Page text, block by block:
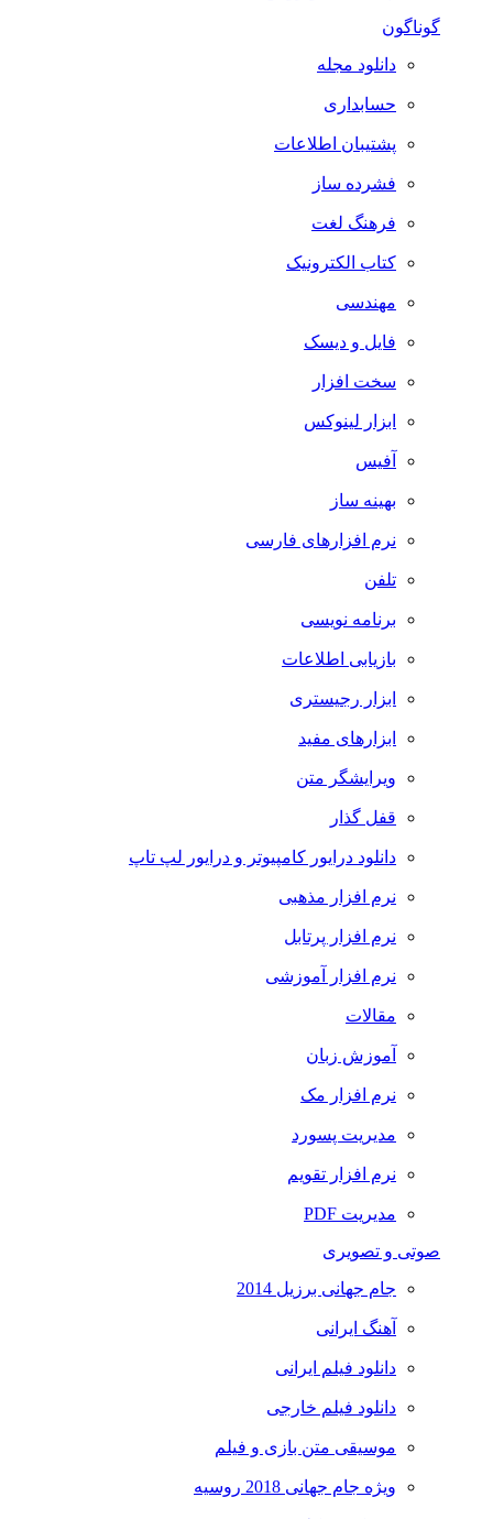
گوناگون
دانلود مجله
حسابداری
پشتیبان اطلاعات
فشرده ساز
فرهنگ لغت
کتاب الکترونیک
مهندسی
فایل و دیسک
سخت افزار
ابزار لینوکس
آفیس
بهینه ساز
نرم افزارهای فارسی
تلفن
برنامه نویسی
بازیابی اطلاعات
ابزار رجیستری
ابزارهای مفید
ویرایشگر متن
قفل گذار
دانلود درایور کامپیوتر و درایور لپ تاپ
نرم افزار مذهبی
نرم افزار پرتابل
نرم افزار آموزشی
مقالات
آموزش زبان
نرم افزار مک
مدیریت پسورد
نرم افزار تقویم
مدیریت PDF
صوتی و تصویری
جام جهانی برزیل 2014
آهنگ ایرانی
دانلود فیلم ایرانی
دانلود فیلم خارجی
موسیقی متن بازی و فیلم
ویژه جام جهانی 2018 روسیه